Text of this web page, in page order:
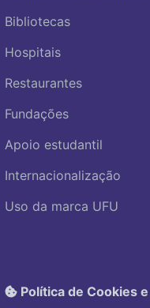
Bibliotecas
Hospitais
Restaurantes
Fundações
Apoio estudantil
Internacionalização
Uso da marca UFU
Política de Cookies